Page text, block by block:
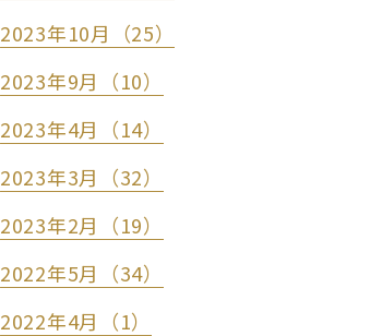
2023年10月（25）
2023年9月（10）
2023年4月（14）
2023年3月（32）
2023年2月（19）
2022年5月（34）
2022年4月（1）